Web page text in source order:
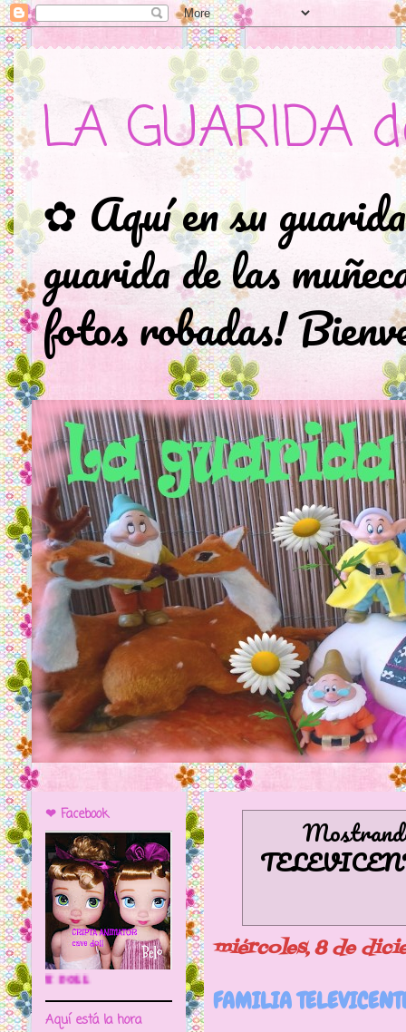
LA GUARIDA
✿ Aquí en su
guarida de las
fotos robadas!
miércoles, 8 de
FAMILIA
❤ Facebook
🌼CRIPTA ANIMATOR CAVE DOLL
Aquí está la hora